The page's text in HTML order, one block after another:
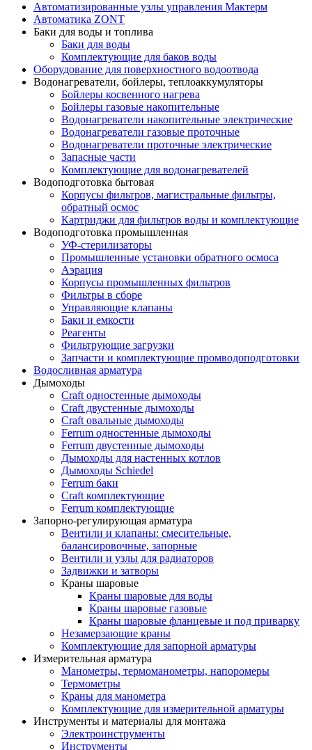
Автоматизированные узлы управления Мактерм
Автоматика ZONT
Баки для воды и топлива
Баки для воды
Комплектующие для баков воды
Оборудование для поверхностного водоотвода
Водонагреватели, бойлеры, теплоаккумуляторы
Бойлеры косвенного нагрева
Бойлеры газовые накопительные
Водонагреватели накопительные электрические
Водонагреватели газовые проточные
Водонагреватели проточные электрические
Запасные части
Комплектующие для водонагревателей
Водоподготовка бытовая
Корпусы фильтров, магистральные фильтры,
обратный осмос
Картриджи для фильтров воды и комплектующие
Водоподготовка промышленная
УФ-стерилизаторы
Промышленные установки обратного осмоса
Аэрация
Корпусы промышленных фильтров
Фильтры в сборе
Управляющие клапаны
Баки и емкости
Реагенты
Фильтрующие загрузки
Запчасти и комплектующие промводоподготовки
Водосливная арматура
Дымоходы
Craft одностенные дымоходы
Craft двустенные дымоходы
Craft овальные дымоходы
Ferrum одностенные дымоходы
Ferrum двустенные дымоходы
Дымоходы для настенных котлов
Дымоходы Schiedel
Ferrum баки
Craft комплектующие
Ferrum комплектующие
Запорно-регулирующая арматура
Вентили и клапаны: смесительные,
балансировочные, запорные
Вентили и узлы для радиаторов
Задвижки и затворы
Краны шаровые
Краны шаровые для воды
Краны шаровые газовые
Краны шаровые фланцевые и под приварку
Незамерзающие краны
Комплектующие для запорной арматуры
Измерительная арматура
Манометры, термоманометры, напоромеры
Термометры
Краны для манометра
Комплектующие для измерительной арматуры
Инструменты и материалы для монтажа
Электроинструменты
Инструменты